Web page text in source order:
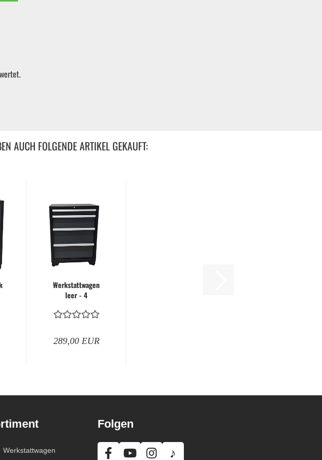
AUCH FOLGENDE ARTIKEL GEKAUFT:
Werkstattwagen
leer - 4
abschließbar
289,00 EUR
Werkstattwagen
Folgen
♪